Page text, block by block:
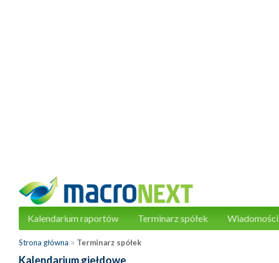
Kalendarium raportów Terminarz spółek Wiadomości
Strona główna » Terminarz spółek
Kalendarium giełdowe